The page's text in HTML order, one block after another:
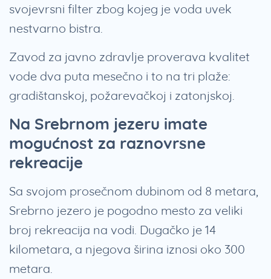
svojevrsni filter zbog kojeg je voda uvek
nestvarno bistra.
Zavod za javno zdravlje proverava kvalitet
vode dva puta mesečno i to na tri plaže:
gradištanskoj, požarevačkoj i zatonjskoj.
Na Srebrnom jezeru imate
mogućnost za raznovrsne
rekreacije
Sa svojom prosečnom dubinom od 8 metara,
Srebrno jezero je pogodno mesto za veliki
broj rekreacija na vodi. Dugačko je 14
kilometara, a njegova širina iznosi oko 300
metara.